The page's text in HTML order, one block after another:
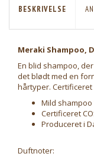
BESKRIVELSE
Meraki Shampoo,
En blid shampoo,
det blødt med en
hårtyper. Certificeret
Mild shampoo
Certificeret
Produceret i
Duftnoter: